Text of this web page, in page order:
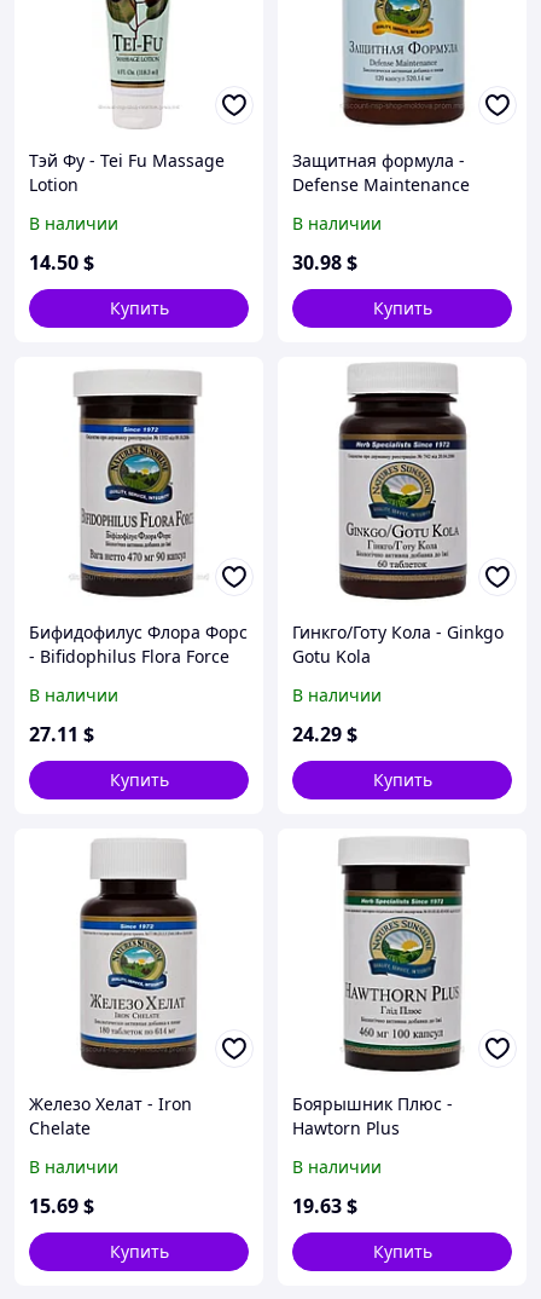
Тэй Фу - Tei Fu Massage
Lotion
В наличии
14.50$
Купить
Защитная формула -
Defense Maintenance
В наличии
30.98$
Купить
Бифидофилус Флора Форс
- Bifidophilus Flora Force
В наличии
27.11 $
Купить
Гинкго/Готу Кола - Ginkgo
Gotu Kola
В наличии
24.29$
Купить
Железо Хелат - Iron
Chelate
В наличии
15.69$
Купить
Боярышник Плюс -
Hawtorn Plus
В наличии
19.63$
Купить